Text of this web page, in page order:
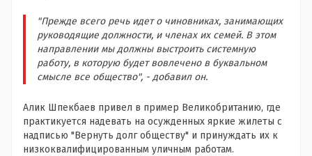
"Прежде всего речь идет о чиновниках, занимающих
руководящие должности, и членах их семей. В этом
направлении мы должны выстроить системную
работу, в которую будет вовлечено в буквальном
смысле все общество", - добавил он.
Алик Шпекбаев привел в пример Великобританию, где
практикуется надевать на осужденных яркие жилеты с
надписью "Вернуть долг обществу" и принуждать их к
низкоквалифицированным уличным работам.